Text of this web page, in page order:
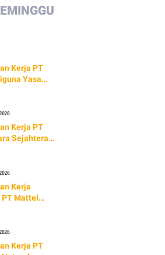
Kerja PT
Yasa
Kerja PT
Sejahtera
Kerja
PT Mattel
Kerja PT